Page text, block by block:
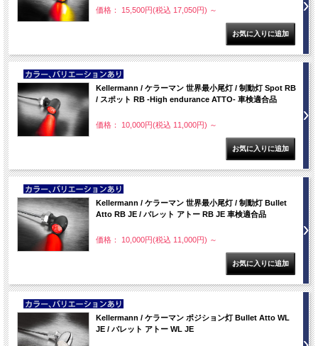
価格： 15,500円(税込 17,050円) ～
NEW
Kellermann / ケラーマン 世界最小尾灯 / 制動灯 Spot RB
/ スポット RB -High endurance ATTO- 車検適合品
価格： 10,000円(税込 11,000円) ～
NEW
Kellermann / ケラーマン 世界最小尾灯 / 制動灯 Bullet
Atto RB JE / バレット アトー RB JE 車検適合品
価格： 10,000円(税込 11,000円) ～
NEW
Kellermann / ケラーマン ポジション灯 Bullet Atto WL
JE / バレット アトー WL JE